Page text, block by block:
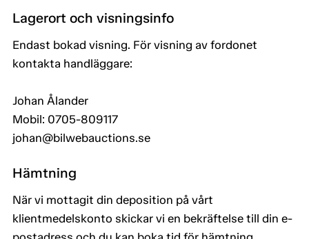
Lagerort och visningsinfo
Endast bokad visning. För visning av fordonet
kontakta handläggare:
Johan Ålander
Mobil: 0705-809117
johan@bilwebauctions.se
Hämtning
När vi mottagit din deposition på vårt
klientmedelskonto skickar vi en bekräftelse till din e-